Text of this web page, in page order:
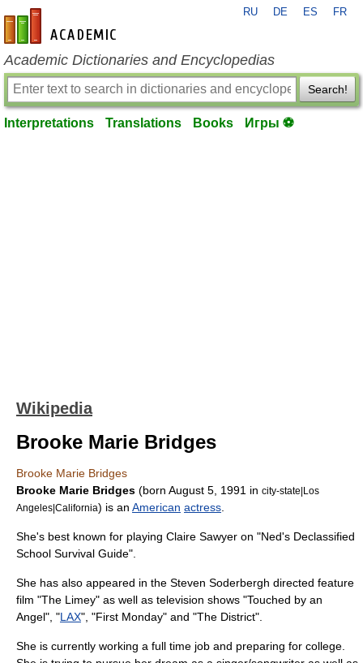
en-academic.com
RU DE ES FR
Academic Dictionaries and Encyclopedias
Search!
Interpretations Translations Books Игры ⚽
Wikipedia
Brooke Marie Bridges
Brooke Marie Bridges
Brooke Marie Bridges (born August 5 1991 in city-state|Los
Angeles|California) is an American actress
She's best known for playing Claire Sawyer on "Ned's Declassified
School Survival Guide".
She has also appeared in the Steven Soderbergh directed feature
film "The Limey" as well as television shows "Touched by an
Angel", "LAX", "First Monday" and "The District".
She is currently working a full time job and preparing for college.